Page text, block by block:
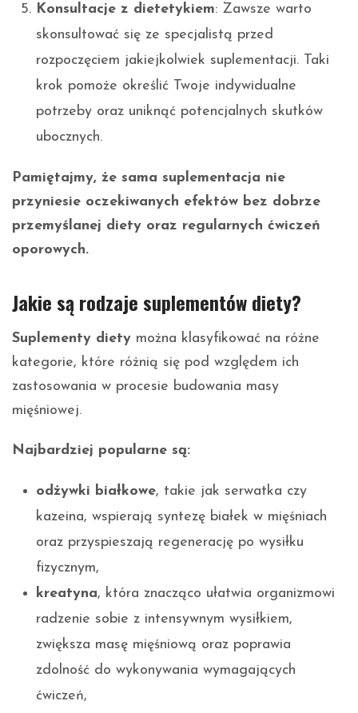
Konsultacje z dietetykiem: Zawsze warto
skonsultować się ze specjalistą przed
rozpoczęciem jakiejkolwiek suplementacji. Taki
krok pomoże określić Twoje indywidualne
potrzeby oraz uniknąć potencjalnych skutków
ubocznych.
Pamiętajmy, że sama suplementacja nie
przyniesie oczekiwanych efektów bez dobrze
przemyślanej diety oraz regularnych ćwiczeń
oporowych.
Jakie są rodzaje suplementów diety?
Suplementy diety można klasyfikować na różne
kategorie, które różnią się pod względem ich
zastosowania w procesie budowania masy
mięśniowej.
Najbardziej popularne są:
odżywki białkowe, takie jak serwatka czy
kazeina, wspierają syntezę białek w mięśniach
oraz przyspieszają regenerację po wysiłku
fizycznym,
kreatyna, która znacząco ułatwia organizmowi
radzenie sobie z intensywnym wysiłkiem,
zwiększa masę mięśniową oraz poprawia
zdolność do wykonywania wymagających
ćwiczeń,